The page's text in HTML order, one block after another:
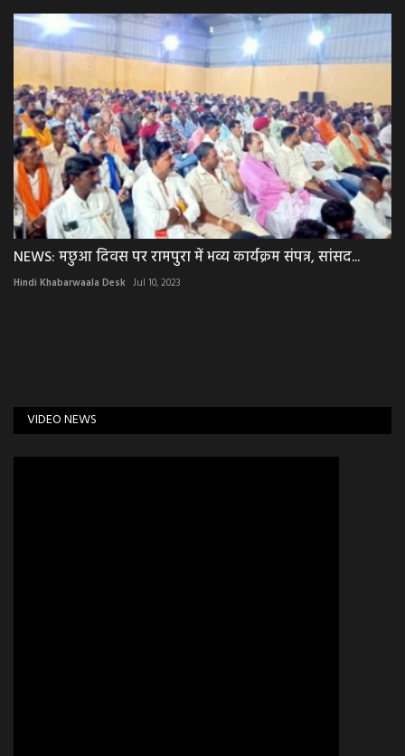
NEWS: मछुआ दिवस पर रामपुरा में भव्य कार्यक्रम संपन्न, सांसद...
Hindi Khabarwaala Desk Jul 10, 2023
VIDEO NEWS